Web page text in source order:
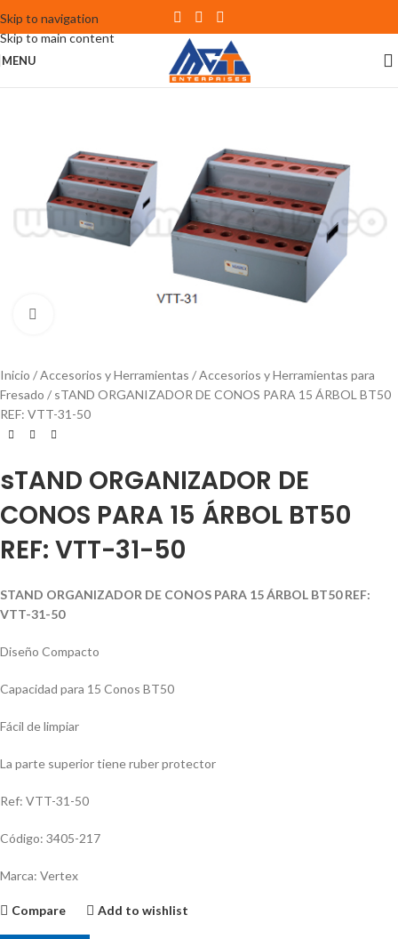
Skip to navigation
Skip to main content
MENU
Inicio Accesorios y Herramientas
Accesorios y Herramientas para
Fresado
sTAND ORGANIZADOR DE CONOS PARA 15 ÁRBOL BT50
REF: VTT-31-50
sTAND ORGANIZADOR DE
CONOS PARA 15 ÁRBOL BT50
REF: VTT-31-50
STAND ORGANIZADOR DE CONOS PARA 15 ÁRBOL BT50 REF:
VTT-31-50
Diseño Compacto
Capacidad para 15 Conos BT50
Fácil de limpiar
La parte superior tiene ruber protector
Ref: VTT-31-50
Código: 3405-217
Marca: Vertex
Compare Add to wishlist